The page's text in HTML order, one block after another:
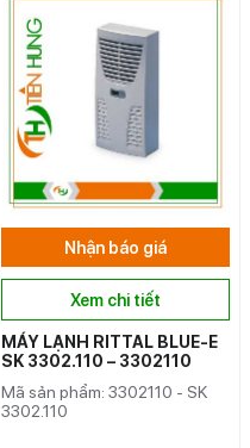
Nhận báo giá
Xem chi tiết
MÁY LẠNH RITTAL BLUE-E
SK 3302.110 – 3302110
Mã sản phẩm: 3302110 - SK
3302.110